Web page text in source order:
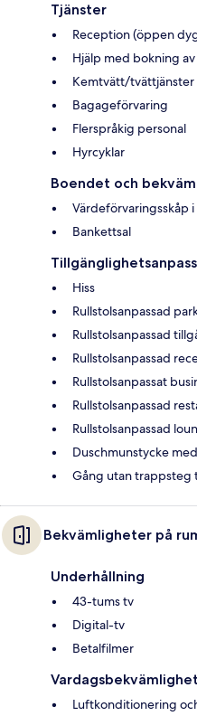
Tjänster
Reception (öppen
Hjälp med bokning
Kemtvätt/tvättjänster
Bagageförvaring
Flerspråkig personal
Hyrcyklar
Boendet och
Värdeförvaringsskåp
Bankettsal
Hiss
Rullstolsanpassad
Rullstolsanpassad
Rullstolsanpassad
Rullstolsanpassat
Rullstolsanpassad
Rullstolsanpassad
Duschmunstycke
Gång utan trappsteg
Bekvämligheter på
Underhållning
43-tums tv
Digital-tv
Betalfilmer
Luftkonditionering